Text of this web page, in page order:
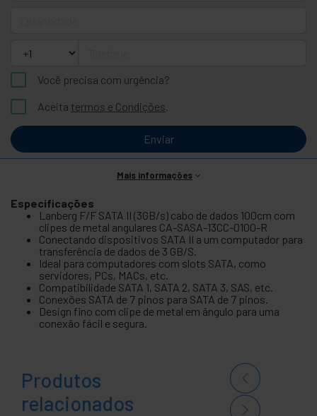
Você precisa com urgência?
Aceita termos e Condições.
Enviar
Mais informações
Especificações
Lanberg F/F SATA II (3GB/s) cabo de dados 100cm com
clipes de metal angulares CA-SASA-13CC-0100-R
Conectando dispositivos SATA II a um computador para
transferência de dados de 3 GB/S.
Ideal para computadores com slots SATA, como
servidores, PCs, MACs, etc.
Compatibilidade SATA 1, SATA 2, SATA 3, SAS, etc.
Conexões SATA de 7 pinos para SATA de 7 pinos.
Design fino com clipe de metal em ângulo para uma
conexão fácil e segura.
Produtos
relacionados